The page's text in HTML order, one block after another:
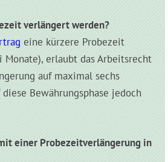
verlängert werden?
eine kürzere Probezeit
Monate), erlaubt das Arbeitsrecht
auf maximal sechs
Bewährungsphase jedoch
einer Probezeitverlängerung in